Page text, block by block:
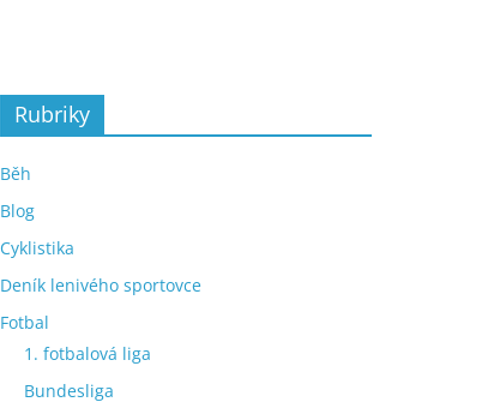
Rubriky
Běh
Blog
Cyklistika
Deník lenivého sportovce
Fotbal
1. fotbalová liga
Bundesliga